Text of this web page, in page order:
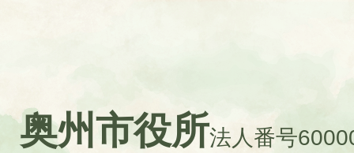
奥州市役所法人番号